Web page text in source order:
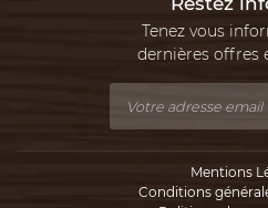
Tenez vous
dernières offres
Mentions
Conditions